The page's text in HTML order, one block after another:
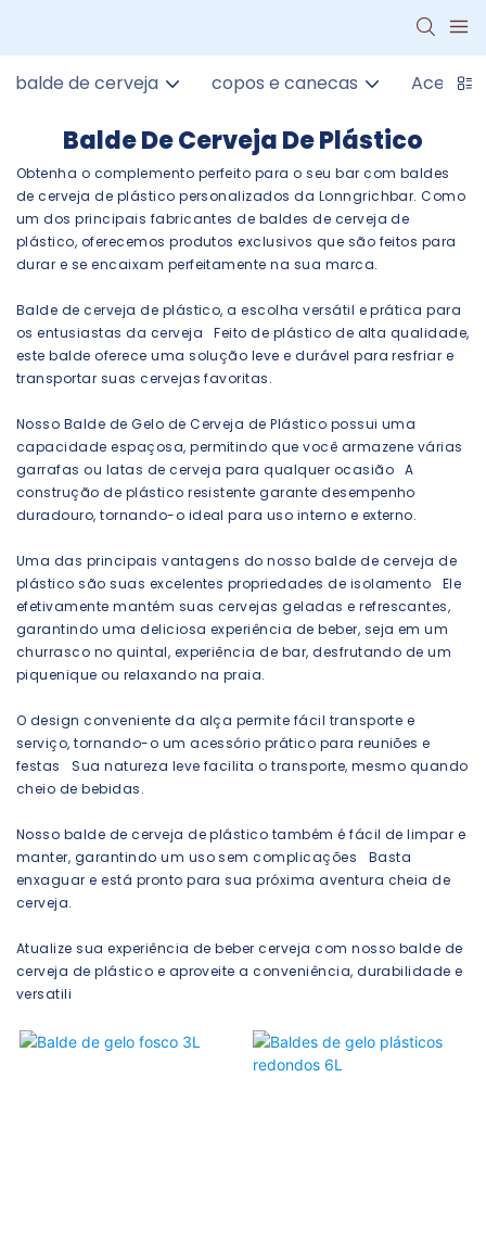
balde de cerveja copos e canecas
Balde De Cerveja De Plástico
Obtenha o complemento perfeito para o seu bar com baldes
de cerveja de plástico personalizados da Lonngrichbar. Como
um dos principais fabricantes de baldes de cerveja de
plástico, oferecemos produtos exclusivos que são feitos para
durar e se encaixam perfeitamente na sua marca.
Balde de cerveja de plástico, a escolha versátil e prática para
os entusiastas da cerveja Feito de plástico de alta qualidade,
este balde oferece uma solução leve e durável para resfriar e
transportar suas cervejas favoritas.
Nosso Balde de Gelo de Cerveja de Plástico possui uma
capacidade espaçosa, permitindo que você armazene várias
garrafas ou latas de cerveja para qualquer ocasião A
construção de plástico resistente garante desempenho
duradouro, tornando-o ideal para uso interno e externo.
Uma das principais vantagens do nosso balde de cerveja de
plástico são suas excelentes propriedades de isolamento Ele
efetivamente mantém suas cervejas geladas e refrescantes,
garantindo uma deliciosa experiência de beber, seja em um
churrasco no quintal, experiência de bar, desfrutando de um
piquenique ou relaxando na praia.
O design conveniente da alça permite fácil transporte e
serviço, tornando-o um acessório prático para reuniões e
festas Sua natureza leve facilita o transporte, mesmo quando
cheio de bebidas.
Nosso balde de cerveja de plástico também é fácil de limpar e
manter, garantindo um uso sem complicações Basta
enxaguar e está pronto para sua próxima aventura cheia de
cerveja.
Atualize sua experiência de beber cerveja com nosso balde de
cerveja de plástico e aproveite a conveniência, durabilidade e
versatili